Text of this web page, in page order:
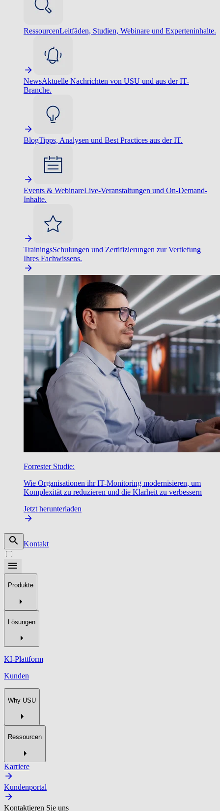
RessourcenLeitfäden, Studien, Webinare und Experteninhalte.
NewsAktuelle Nachrichten von USU und aus der IT-
Branche.
BlogTipps, Analysen und Best Practices aus der IT.
Events & WebinareLive-Veranstaltungen und On-Demand-
Inhalte.
TrainingsSchulungen und Zertifizierungen zur Vertiefung
Ihres Fachwissens.
Forrester Studie:
Wie Organisationen ihr IT-Monitoring modernisieren, um
Komplexität zu reduzieren und die Klarheit zu verbessern
Jetzt herunterladen
Kontakt
Produkte
Lösungen
KI-Plattform
Kunden
Why USU
Ressourcen
Karriere
Kundenportal
Kontaktieren Sie uns